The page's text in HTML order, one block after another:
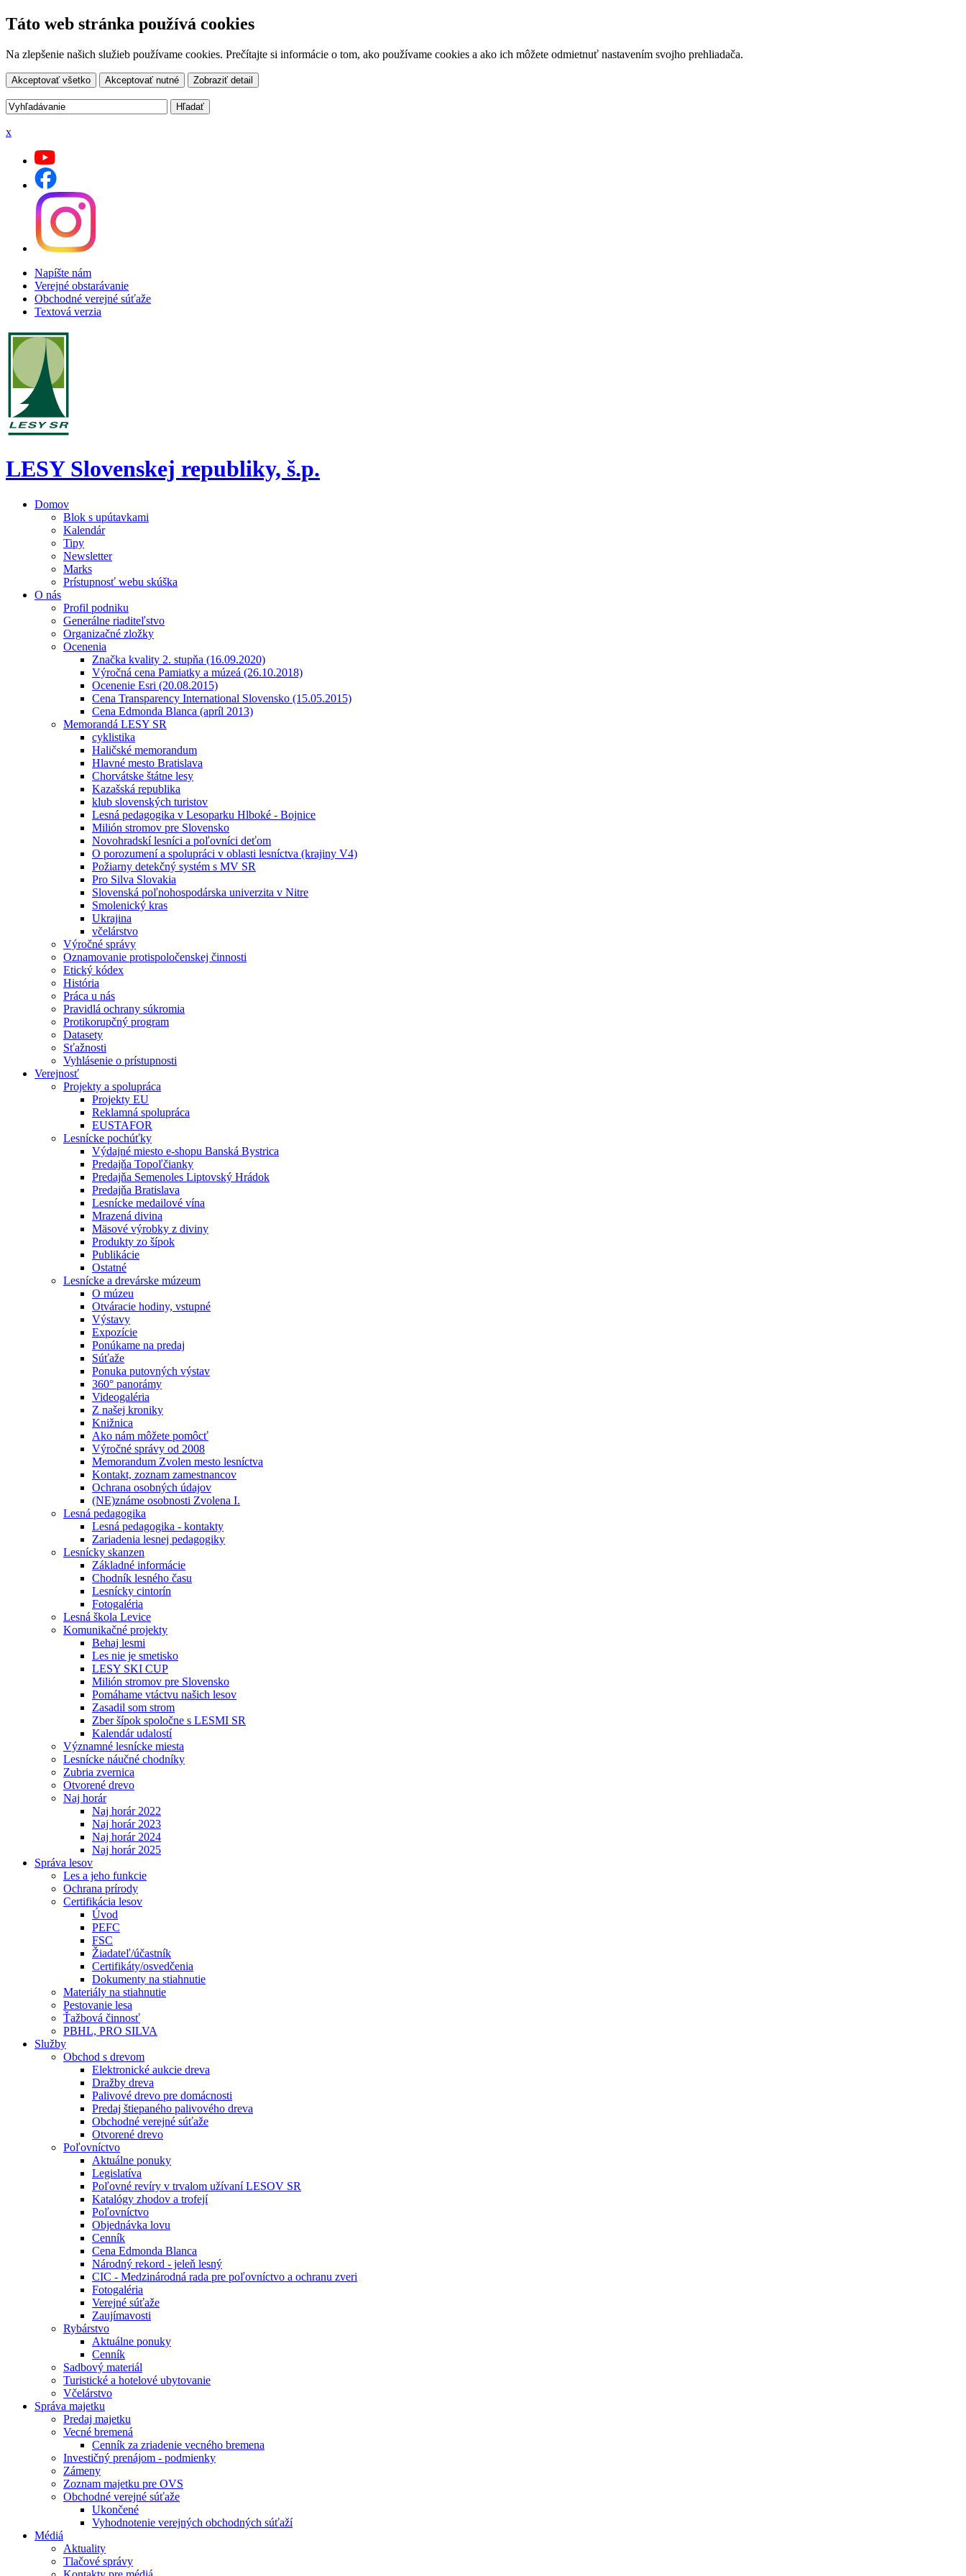
Táto web stránka používá cookies
Na zlepšenie našich služieb používame cookies. Prečítajte si informácie o tom, ako používame cookies a ako ich môžete odmietnuť nastavením svojho prehliadača.
Akceptovať všetko Akceptovať nutné Zobraziť detail
x
Napíšte nám
Verejné obstarávanie
Obchodné verejné súťaže
Textová verzia
LESY Slovenskej republiky, š.p.
Domov
Blok s upútavkami
Kalendár
Tipy
Newsletter
Marks
Prístupnosť webu skúška
O nás
Profil podniku
Generálne riaditeľstvo
Organizačné zložky
Ocenenia
Značka kvality 2. stupňa (16.09.2020)
Výročná cena Pamiatky a múzeá (26.10.2018)
Ocenenie Esri (20.08.2015)
Cena Transparency International Slovensko (15.05.2015)
Cena Edmonda Blanca (apríl 2013)
Memorandá LESY SR
cyklistika
Haličské memorandum
Hlavné mesto Bratislava
Chorvátske štátne lesy
Kazašská republika
klub slovenských turistov
Lesná pedagogika v Lesoparku Hlboké - Bojnice
Milión stromov pre Slovensko
Novohradskí lesníci a poľovníci deťom
O porozumení a spolupráci v oblasti lesníctva (krajiny V4)
Požiarny detekčný systém s MV SR
Pro Silva Slovakia
Slovenská poľnohospodárska univerzita v Nitre
Smolenický kras
Ukrajina
včelárstvo
Výročné správy
Oznamovanie protispoločenskej činnosti
Etický kódex
História
Práca u nás
Pravidlá ochrany súkromia
Protikorupčný program
Datasety
Sťažnosti
Vyhlásenie o prístupnosti
Verejnosť
Projekty a spolupráca
Projekty EU
Reklamná spolupráca
EUSTAFOR
Lesnícke pochúťky
Výdajné miesto e-shopu Banská Bystrica
Predajňa Topoľčianky
Predajňa Semenoles Liptovský Hrádok
Predajňa Bratislava
Lesnícke medailové vína
Mrazená divina
Mäsové výrobky z diviny
Produkty zo šípok
Publikácie
Ostatné
Lesnícke a drevárske múzeum
O múzeu
Otváracie hodiny, vstupné
Výstavy
Expozície
Ponúkame na predaj
Súťaže
Ponuka putovných výstav
360° panorámy
Videogaléria
Z našej kroniky
Knižnica
Ako nám môžete pomôcť
Výročné správy od 2008
Memorandum Zvolen mesto lesníctva
Kontakt, zoznam zamestnancov
Ochrana osobných údajov
(NE)známe osobnosti Zvolena I.
Lesná pedagogika
Lesná pedagogika - kontakty
Zariadenia lesnej pedagogiky
Lesnícky skanzen
Základné informácie
Chodník lesného času
Lesnícky cintorín
Fotogaléria
Lesná škola Levice
Komunikačné projekty
Behaj lesmi
Les nie je smetisko
LESY SKI CUP
Milión stromov pre Slovensko
Pomáhame vtáctvu našich lesov
Zasadil som strom
Zber šípok spoločne s LESMI SR
Kalendár udalostí
Významné lesnícke miesta
Lesnícke náučné chodníky
Zubria zvernica
Otvorené drevo
Naj horár
Naj horár 2022
Naj horár 2023
Naj horár 2024
Naj horár 2025
Správa lesov
Les a jeho funkcie
Ochrana prírody
Certifikácia lesov
Úvod
PEFC
FSC
Žiadateľ/účastník
Certifikáty/osvedčenia
Dokumenty na stiahnutie
Materiály na stiahnutie
Pestovanie lesa
Ťažbová činnosť
PBHL, PRO SILVA
Služby
Obchod s drevom
Elektronické aukcie dreva
Dražby dreva
Palivové drevo pre domácnosti
Predaj štiepaného palivového dreva
Obchodné verejné súťaže
Otvorené drevo
Poľovníctvo
Aktuálne ponuky
Legislatíva
Poľovné revíry v trvalom užívaní LESOV SR
Katalógy zhodov a trofejí
Poľovníctvo
Objednávka lovu
Cenník
Cena Edmonda Blanca
Národný rekord - jeleň lesný
CIC - Medzinárodná rada pre poľovníctvo a ochranu zveri
Fotogaléria
Verejné súťaže
Zaujímavosti
Rybárstvo
Aktuálne ponuky
Cenník
Sadbový materiál
Turistické a hotelové ubytovanie
Včelárstvo
Správa majetku
Predaj majetku
Vecné bremená
Cenník za zriadenie vecného bremena
Investičný prenájom - podmienky
Zámeny
Zoznam majetku pre OVS
Obchodné verejné súťaže
Ukončené
Vyhodnotenie verejných obchodných súťaží
Médiá
Aktuality
Tlačové správy